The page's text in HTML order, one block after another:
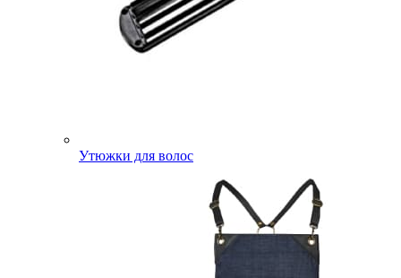
Утюжки для волос